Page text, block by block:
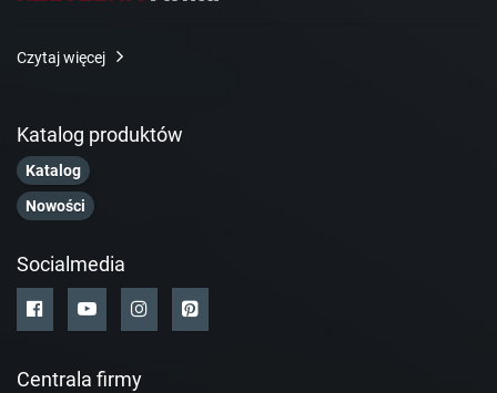
Czytaj więcej
Katalog produktów
Katalog
Nowości
Socialmedia
Centrala firmy